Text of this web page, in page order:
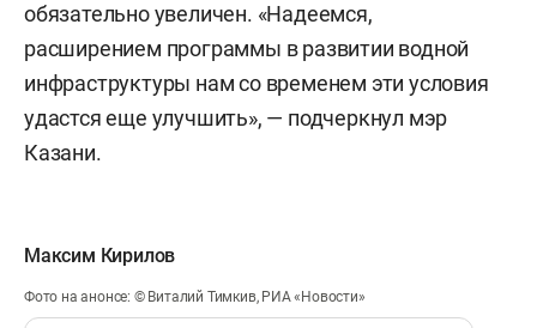
обязательно увеличен. «Надеемся,
расширением программы в развитии водной
инфраструктуры нам со временем эти условия
удастся еще улучшить», — подчеркнул мэр
Казани.
Максим Кирилов
Фото на анонсе: © Виталий Тимкив, РИА «Новости»